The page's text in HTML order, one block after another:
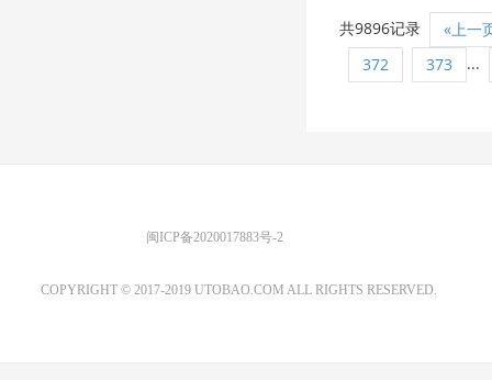
共9896记录
«上一
372
373 ...
闽ICP备2020017883号-2
COPYRIGHT © 2017-2019 UTOBAO.COM ALL RIGHTS RESERVED.